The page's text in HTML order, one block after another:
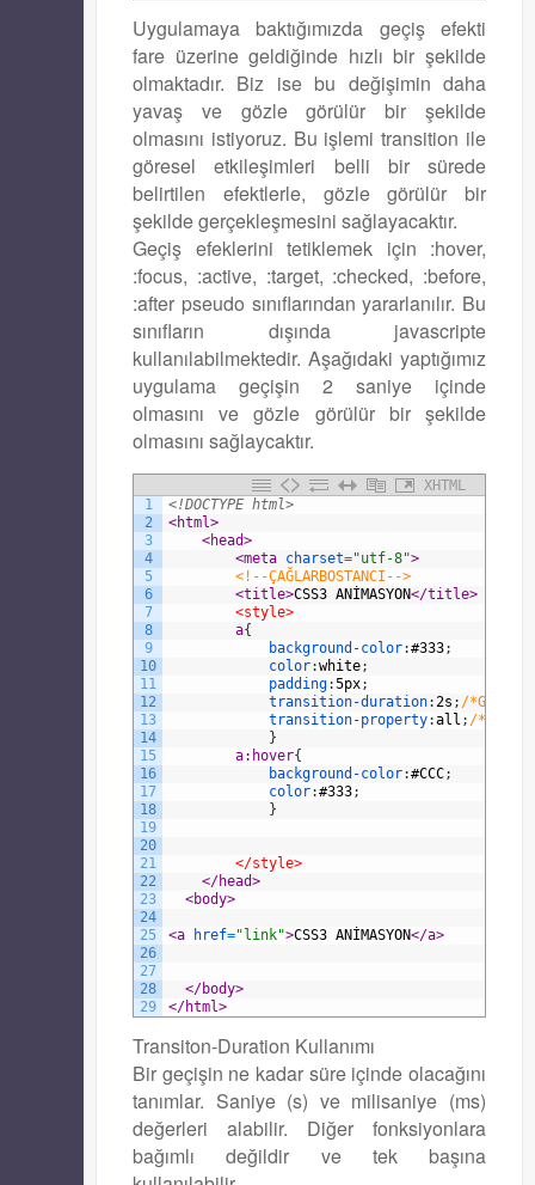
Uygulamaya baktığımızda geçiş efekti
fare üzerine geldiğinde hızlı bir şekilde
olmaktadır. Biz ise bu değişimin daha
yavaş ve gözle görülür bir şekilde
olmasını istiyoruz. Bu işlemi transition ile
göresel etkileşimleri belli bir sürede
belirtilen efektlerle, gözle görülür bir
şekilde gerçekleşmesini sağlayacaktır.
Geçiş efeklerini tetiklemek için :hover,
:focus, :active, :target, :checked, :before,
:after pseudo sınıflarından yararlanılır. Bu
sınıfların dışında javascripte
kullanılabilmektedir. Aşağıdaki yaptığımız
uygulama geçişin 2 saniye içinde
olmasını ve gözle görülür bir şekilde
olmasını sağlaycaktır.
XHTML
1
2
3
4
5
6
7
8
9
10
11
12
13
14
15
16
17
18
19
20
21
22
23
24
25
26
27
28
29
<!DOCTYPE html>
<html>
<head>
<meta charset="utf-8">
<!--ÇAĞLARBOSTANCI-->
<title>CSS3 ANİMASYON</title>
<style>
a{
background-color:#333;
color:white;
padding:5px;
transition-duration:2s ; /
transition-property:all ; /*TÜM
}
a:hover{
background-color:#CCC;
color:#333;
}
</style>
</head>
<body>
<a href="link">CSS3 ANİMASYON</a>
</body>
</html>
Transiton-Duration Kullanımı
Bir geçişin ne kadar süre içinde olacağını
tanımlar. Saniye (s) ve milisaniye (ms)
değerleri alabilir. Diğer fonksiyonlara
bağımlı değildir ve tek başına